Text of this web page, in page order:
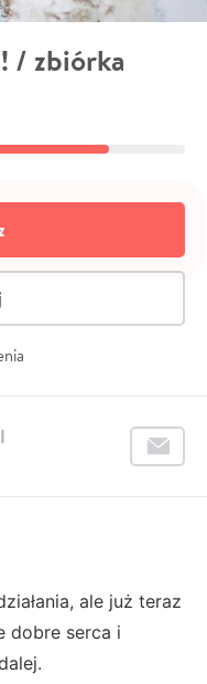
/ zbiórka
ale już teraz
dobre serca i